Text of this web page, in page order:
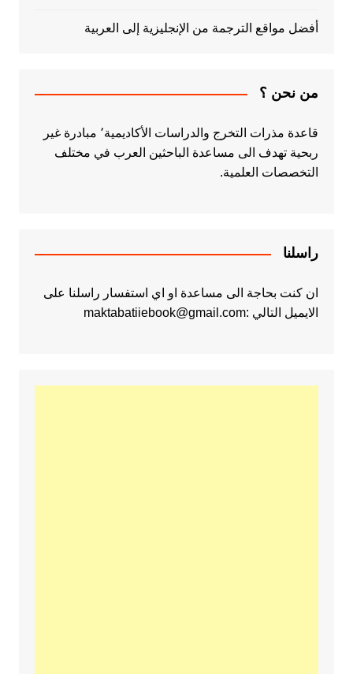
أفضل مواقع الترجمة من الإنجليزية إلى العربية
من نحن ؟
قاعدة مذرات التخرج والدراسات الأكاديمية٬ مبادرة غير
ربحية تهدف الى مساعدة الباحثين العرب في مختلف
التخصصات العلمية.
راسلنا
ان كنت بحاجة الى مساعدة او اي استفسار راسلنا على
الايميل التالي :maktabatiiebook@gmail.com